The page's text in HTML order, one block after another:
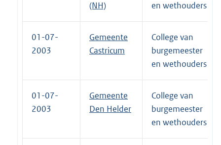
(NH)
en wethouders
01-07-
2003
Gemeente
Castricum
College van
burgemeester
en wethouders
01-07-
2003
Gemeente
Den Helder
College van
burgemeester
en wethouders